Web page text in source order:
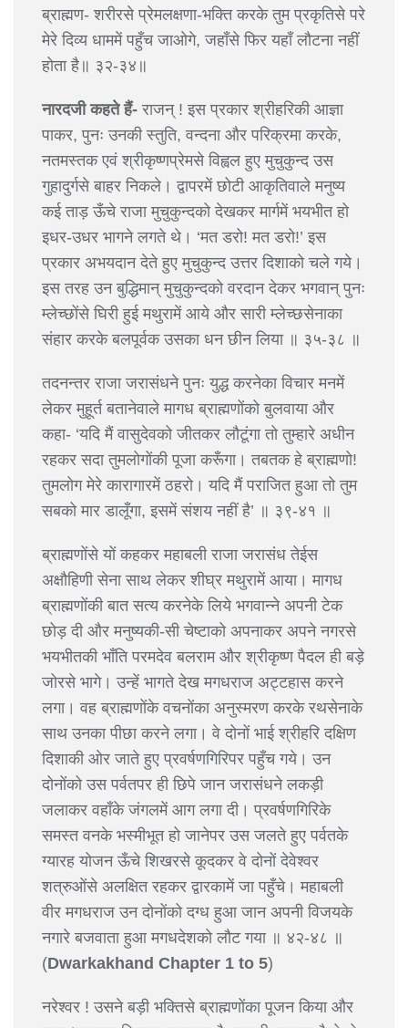
ब्राह्मण- शरीरसे प्रेमलक्षणा-भक्ति करके तुम प्रकृतिसे परे
मेरे दिव्य धाममें पहुँच जाओगे, जहाँसे फिर यहाँ लौटना नहीं
होता है॥ ३२-३४॥
नारदजी कहते हैं- राजन् ! इस प्रकार श्रीहरिकी आज्ञा
पाकर, पुनः उनकी स्तुति, वन्दना और परिक्रमा करके,
नतमस्तक एवं श्रीकृष्णप्रेमसे विह्वल हुए मुचुकुन्द उस
गुहादुर्गसे बाहर निकले। द्वापरमें छोटी आकृतिवाले मनुष्य
कई ताड़ ऊँचे राजा मुचुकुन्दको देखकर मार्गमें भयभीत हो
इधर-उधर भागने लगते थे। ‘मत डरो! मत डरो!’ इस
प्रकार अभयदान देते हुए मुचुकुन्द उत्तर दिशाको चले गये।
इस तरह उन बुद्धिमान् मुचुकुन्दको वरदान देकर भगवान् पुनः
म्लेच्छोंसे घिरी हुई मथुरामें आये और सारी म्लेच्छसेनाका
संहार करके बलपूर्वक उसका धन छीन लिया ॥ ३५-३८ ॥
तदनन्तर राजा जरासंधने पुनः युद्ध करनेका विचार मनमें
लेकर मुहूर्त बतानेवाले मागध ब्राह्मणोंको बुलवाया और
कहा- ‘यदि मैं वासुदेवको जीतकर लौटूंगा तो तुम्हारे अधीन
रहकर सदा तुमलोगोंकी पूजा करूँगा। तबतक हे ब्राह्मणो!
तुमलोग मेरे कारागारमें ठहरो। यदि मैं पराजित हुआ तो तुम
सबको मार डालूँगा, इसमें संशय नहीं है’ ॥ ३९-४१ ॥
ब्राह्मणोंसे यों कहकर महाबली राजा जरासंध तेईस
अक्षौहिणी सेना साथ लेकर शीघ्र मथुरामें आया। मागध
ब्राह्मणोंकी बात सत्य करनेके लिये भगवान्ने अपनी टेक
छोड़ दी और मनुष्यकी-सी चेष्टाको अपनाकर अपने नगरसे
भयभीतकी भाँति परमदेव बलराम और श्रीकृष्ण पैदल ही बड़े
जोरसे भागे। उन्हें भागते देख मगधराज अट्टहास करने
लगा। वह ब्राह्मणोंके वचनोंका अनुस्मरण करके रथसेनाके
साथ उनका पीछा करने लगा। वे दोनों भाई श्रीहरि दक्षिण
दिशाकी ओर जाते हुए प्रवर्षणगिरिपर पहुँच गये। उन
दोनोंको उस पर्वतपर ही छिपे जान जरासंधने लकड़ी
जलाकर वहाँके जंगलमें आग लगा दी। प्रवर्षणगिरिके
समस्त वनके भस्मीभूत हो जानेपर उस जलते हुए पर्वतके
ग्यारह योजन ऊँचे शिखरसे कूदकर वे दोनों देवेश्वर
शत्रुओंसे अलक्षित रहकर द्वारकामें जा पहुँचे। महाबली
वीर मगधराज उन दोनोंको दग्ध हुआ जान अपनी विजयके
नगारे बजवाता हुआ मगधदेशको लौट गया ॥ ४२-४८ ॥
(Dwarkakhand Chapter 1 to 5)
नरेश्वर ! उसने बड़ी भक्तिसे ब्राह्मणोंका पूजन किया और